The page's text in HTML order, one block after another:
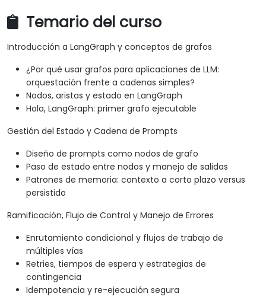
Temario del curso
Introducción a LangGraph y conceptos de grafos
¿Por qué usar grafos para aplicaciones de LLM:
orquestación frente a cadenas simples?
Nodos, aristas y estado en LangGraph
Hola, LangGraph: primer grafo ejecutable
Gestión del Estado y Cadena de Prompts
Diseño de prompts como nodos de grafo
Paso de estado entre nodos y manejo de salidas
Patrones de memoria: contexto a corto plazo versus
persistido
Ramificación, Flujo de Control y Manejo de Errores
Enrutamiento condicional y flujos de trabajo de
múltiples vías
Retries, tiempos de espera y estrategias de
contingencia
Idempotencia y re-ejecución segura